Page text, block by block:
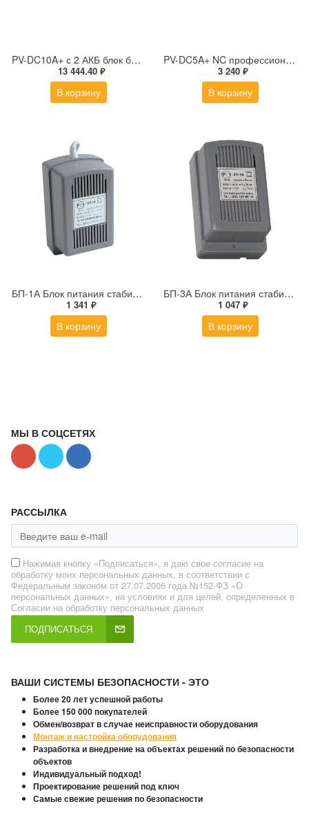
PV-DC10A+ с 2 АКБ блок бесперебойного питания DC 12-14,5 В, 10 А, 18 выходов с предохранителями, 2 АКБ 7 А*ч в комплекте
13 444.40 ₽
В корзину
PV-DC5A+ NC профессиональный стабилизированный блок бесперебойного питания DC 12 В, 5 А с девятью защищенными выходами на DIN-рейку
3 240 ₽
В корзину
БП-1А Блок питания стабилизированный
1 341 ₽
В корзину
БП-3А Блок питания стабилизированный
1 047 ₽
В корзину
МЫ В СОЦСЕТЯХ
РАССЫЛКА
Нажимая кнопку «Подписаться», я даю свое согласие на
обработку моих персональных данных, в соответствии с
Федеральным законом от 27.07.2006 года №152-ФЗ «О
персональных данных», на условиях и для целей, определенных в
Согласии на обработку персональных данных
ПОДПИСАТЬСЯ
ВАШИ СИСТЕМЫ БЕЗОПАСНОСТИ - ЭТО
Более 20 лет успешной работы
Более 150 000 покупателей
Обмен/возврат в случае неисправности оборудования
Монтаж и настройка оборудования
Разработка и внедрение на объектах решений по безопасности
объектов
Индивидуальный подход!
Проектирование решений под ключ
Самые свежие решения по безопасности